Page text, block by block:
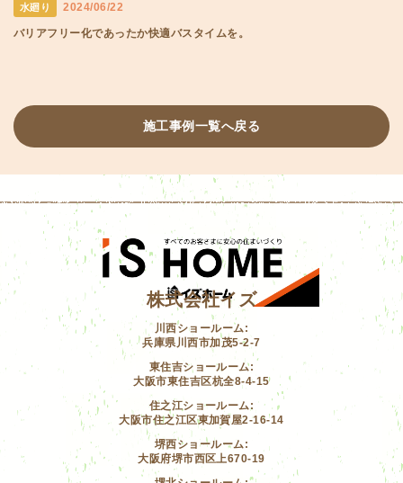
水廻り 2024/06/22
バリアフリー化であったか快適バスタイムを。
施工事例一覧へ戻る
株式会社イズ
川西ショールーム:
兵庫県川西市加茂5-2-7
東住吉ショールーム:
大阪市東住吉区杭全8-4-15
住之江ショールーム:
大阪市住之江区東加賀屋2-16-14
堺西ショールーム:
大阪府堺市西区上670-19